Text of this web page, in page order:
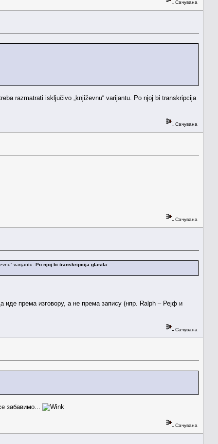
Сачувана
razmatrati isključivo „književnu“ varijantu. Po njoj bi transkripcija
Сачувана
Сачувана
varijantu. Po njoj bi transkripcija glasila
иде према изговору, а не према запису (нпр. Ralph – Рејф и
Сачувана
забавимо...
Сачувана